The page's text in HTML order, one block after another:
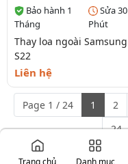
Trang chủ Danh mục
Bảo hành 1
Tháng
Sửa 30
Phút
Thay loa ngoài Samsung
S22
Liên hệ
Page 1 / 24 1 2
24